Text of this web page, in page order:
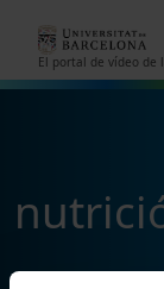
El portal de vídeo de